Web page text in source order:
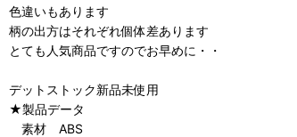
色違いもあります
柄の出方はそれぞれ個体差あります
とても人気商品ですのでお早めに・・
デットストック新品未使用
★製品データ
素材 ABS